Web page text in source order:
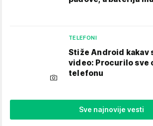
TELEFONI
Stiže Android kakav
video: Procurilo sve
telefonu
Sve najnovije vesti